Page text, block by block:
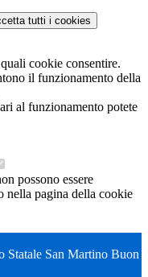
tutti i cookies
cookie consentire.
il funzionamento della
al funzionamento potete
possono essere
nella pagina della cookie
Statale San Martino Buon